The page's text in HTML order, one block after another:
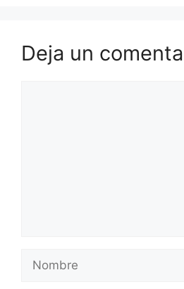
Deja un
Nombre